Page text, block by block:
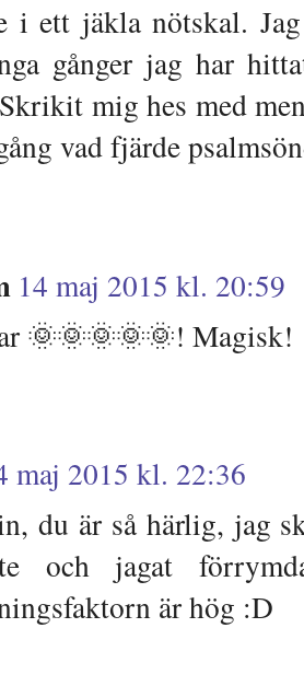
i ett jäkla nötskal.
gånger jag har
mig hes med
vad fjärde
14 maj 2015 kl. 20:59
🌞🌞🌞🌞🌞! Magisk!
maj 2015 kl. 22:36
du är så härlig, jag
och jagat
är hög :D